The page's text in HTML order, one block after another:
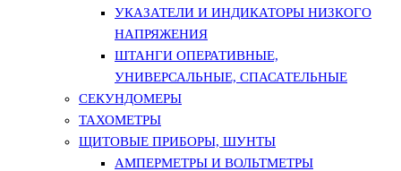
УКАЗАТЕЛИ И ИНДИКАТОРЫ НИЗКОГО
НАПРЯЖЕНИЯ
ШТАНГИ ОПЕРАТИВНЫЕ,
УНИВЕРСАЛЬНЫЕ, СПАСАТЕЛЬНЫЕ
СЕКУНДОМЕРЫ
ТАХОМЕТРЫ
ЩИТОВЫЕ ПРИБОРЫ, ШУНТЫ
АМПЕРМЕТРЫ И ВОЛЬТМЕТРЫ